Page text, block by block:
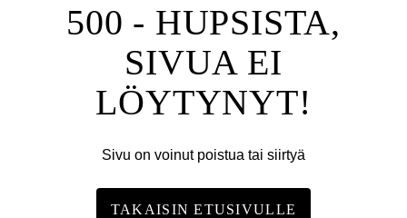
500 - HUPSISTA,
SIVUA EI
LÖYTYNYT!
Sivu on voinut poistua tai siirtyä
TAKAISIN ETUSIVULLE